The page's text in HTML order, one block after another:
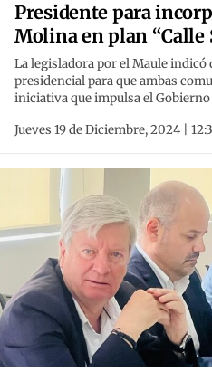
Presidente para
Molina en plan “Calle
La legisladora por el Maule
presidencial para que ambas
iniciativa que impulsa el Gobierno
Jueves 19 de Diciembre, 2024 |